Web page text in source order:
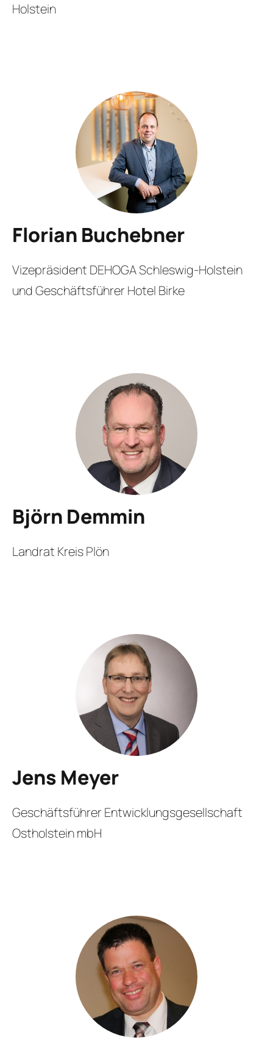
Holstein
Florian Buchebner
Vizepräsident DEHOGA Schleswig-Holstein
und Geschäftsführer Hotel Birke
Björn Demmin
Landrat Kreis Plön
Jens Meyer
Geschäftsführer Entwicklungsgesellschaft
Ostholstein mbH